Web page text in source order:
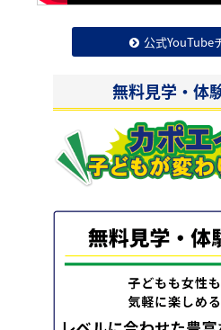
公式YouTube
無料見学・体